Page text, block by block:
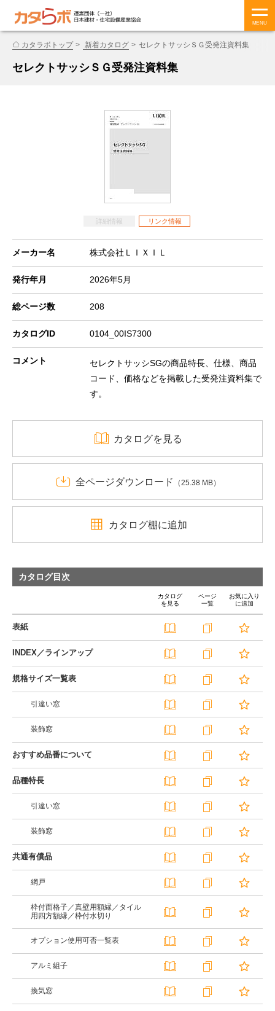
MENU
カタラボトップ 新着カタログ セレクトサッシＳＧ受発注資料集
セレクトサッシＳＧ受発注資料集
詳細情報 リンク情報
メーカー名 株式会社ＬＩＸＩＬ
発行年月 2026年5月
総ページ数 208
カタログID 0104_00IS7300
コメント
セレクトサッシSGの商品特長、仕様、商品
コード、価格などを掲載した受発注資料集で
す。
カタログを見る
全ページダウンロード （25.38 MB）
カタログ棚に追加
カタログ目次
カタログ
を見る
ページ
一覧
お気に入り
に追加
表紙
INDEX／ラインアップ
規格サイズ一覧表
引違い窓
装飾窓
おすすめ品番について
品種特長
引違い窓
装飾窓
共通有償品
網戸
枠付面格子／真壁用額縁／タイル
用四方額縁／枠付水切り
オプション使用可否一覧表
アルミ組子
換気窓